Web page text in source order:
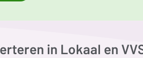
in Lokaal en